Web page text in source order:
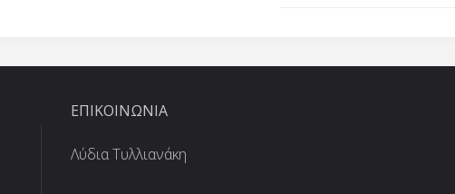
ΕΠΙΚΟΙΝΩΝΊΑ
Λύδια Τυλλιανάκη